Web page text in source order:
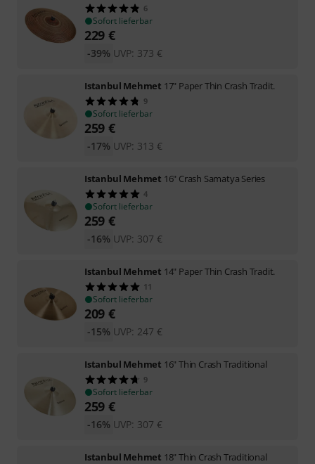
6
Sofort lieferbar
229 €
UVP: 373 €
-39%
Istanbul Mehmet 17" Paper Thin Crash Tradit.
9
Sofort lieferbar
259 €
UVP: 313 €
-17%
Istanbul Mehmet 16" Crash Samatya Series
4
Sofort lieferbar
259 €
UVP: 307 €
-16%
Istanbul Mehmet 14" Paper Thin Crash Tradit.
11
Sofort lieferbar
209 €
UVP: 247 €
-15%
Istanbul Mehmet 16" Thin Crash Traditional
9
Sofort lieferbar
259 €
UVP: 307 €
-16%
Istanbul Mehmet 18" Thin Crash Traditional